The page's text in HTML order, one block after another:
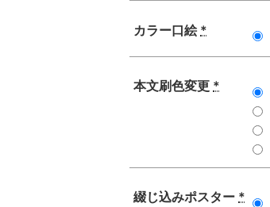
カラー口絵 *
本文刷色変更 *
綴じ込みポスター *